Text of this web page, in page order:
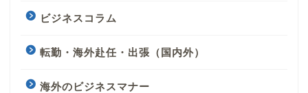
ビジネスコラム
転勤・海外赴任・出張（国内外）
海外のビジネスマナー